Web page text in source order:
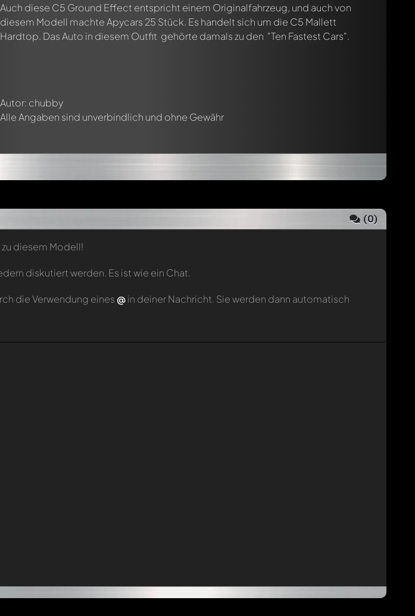
Auch diese C5 Ground Effect entspricht einem Originalfahrzeug, und auch von
diesem Modell machte Apycars 25 Stück. Es handelt sich um die C5 Mallett
Hardtop. Das Auto in diesem Outfit gehörte damals zu den "Ten Fastest Cars".
Autor: chubby
Alle Angaben sind unverbindlich und ohne Gewähr
(0)
diesem Modell!
diskutiert werden. Es ist wie ein Chat.
die Verwendung eines @in deiner Nachricht. Sie werden dann automatisch